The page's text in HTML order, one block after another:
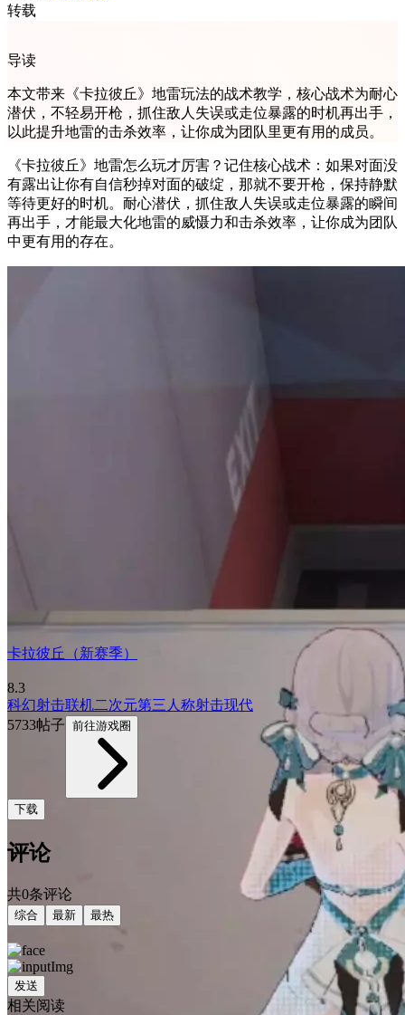
转载
导读
本文带来《卡拉彼丘》地雷玩法的战术教学，核心战术为耐心
潜伏，不轻易开枪，抓住敌人失误或走位暴露的时机再出手，
以此提升地雷的击杀效率，让你成为团队里更有用的成员。
《卡拉彼丘》地雷怎么玩才厉害？记住核心战术：如果对面没
有露出让你有自信秒掉对面的破绽，那就不要开枪，保持静默
等待更好的时机。耐心潜伏，抓住敌人失误或走位暴露的瞬间
再出手，才能最大化地雷的威慑力和击杀效率，让你成为团队
中更有用的存在。
卡拉彼丘（新赛季）
8.3
科幻射击联机二次元第三人称射击现代
5733帖子 前往游戏圈
下载
评论
共0条评论
综合 最新 最热
发送
相关阅读